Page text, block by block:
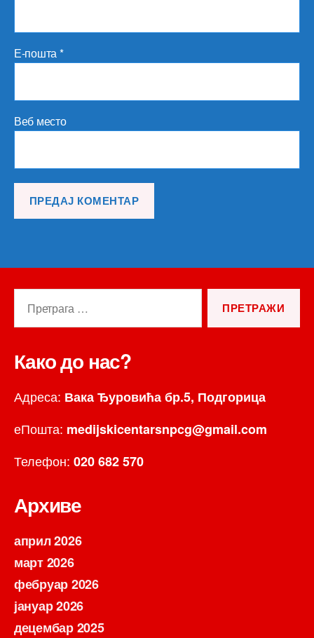
Е-пошта*
Веб место
Како до нас?
Адреса: Вака Ђуровића бр.5, Подгорица
еПошта: medijskicentarsnpcg@gmail.com
Телефон: 020 682 570
Архиве
април 2026
март 2026
фебруар 2026
јануар 2026
децембар 2025